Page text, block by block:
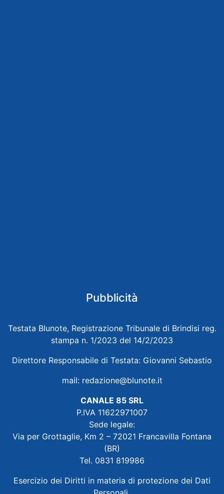
Pubblicità
Testata Blunote, Registrazione Tribunale di Brindisi reg.
stampa n. 1/2023 del 14/2/2023
Direttore Responsabile di Testata: Giovanni Sebastio
mail: redazione@blunote.it
CANALE 85 SRL
P.IVA 11622971007
Sede legale:
Via per Grottaglie, Km 2 – 72021 Francavilla Fontana
(BR)
Tel. 0831 819986
Esercizio dei Diritti in materia di protezione dei Dati